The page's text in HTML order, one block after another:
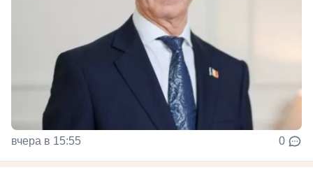
вчера в 15:55 0